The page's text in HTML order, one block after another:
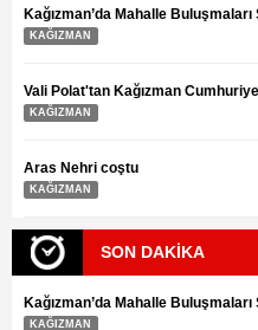
Kağızman’da Mahalle
KAĞIZMAN
Vali Polat'tan Kağızman
KAĞIZMAN
Aras Nehri coştu
KAĞIZMAN
SON DAKİKA
Kağızman’da Mahalle
KAĞIZMAN